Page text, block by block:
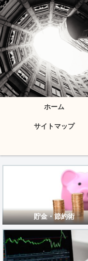
ホーム
サイトマップ
貯金・節約術